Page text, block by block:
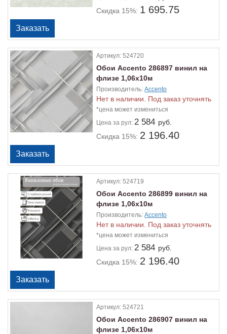
Скидка 15%: 1 695.75
Артикул:524720
Обои Accento 286897 винил на
флизе 1,06х10м
Производитель:Accento
Нет в наличии. Под заказ уточнять
*цена может измениться
Цена за рул:2 584 руб.
Скидка 15%: 2 196.40
Артикул:524719
Обои Accento 286899 винил на
флизе 1,06х10м
Производитель:Accento
Нет в наличии. Под заказ уточнять
*цена может измениться
Цена за рул:2 584 руб.
Скидка 15%: 2 196.40
Артикул:524721
Обои Accento 286907 винил на
флизе 1,06х10м